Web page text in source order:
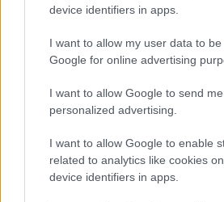
device identifiers in apps.
I want to allow my user data to
Google for online advertising
I want to allow Google to send me
personalized advertising.
I want to allow Google to enable
related to analytics like cookies
device identifiers in apps.
Itt állíthatod be, hogy a
között legyen a
Tetszett a cikk?
Link másolása
CÍMKÉK: #MAGYAR FOCI #NB II